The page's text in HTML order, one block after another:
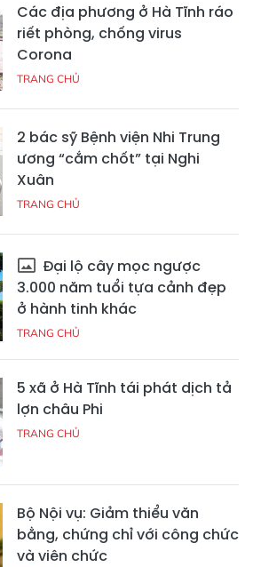
Các địa phương ở Hà Tĩnh ráo
riết phòng, chống virus
Corona
TRANG CHỦ
2 bác sỹ Bệnh viện Nhi Trung
ương “cắm chốt” tại Nghi
Xuân
TRANG CHỦ
Đại lộ cây mọc ngược
3.000 năm tuổi tựa cảnh đẹp
ở hành tinh khác
TRANG CHỦ
5 xã ở Hà Tĩnh tái phát dịch tả
lợn châu Phi
TRANG CHỦ
Bộ Nội vụ: Giảm thiểu văn
bằng, chứng chỉ với công chức
và viên chức